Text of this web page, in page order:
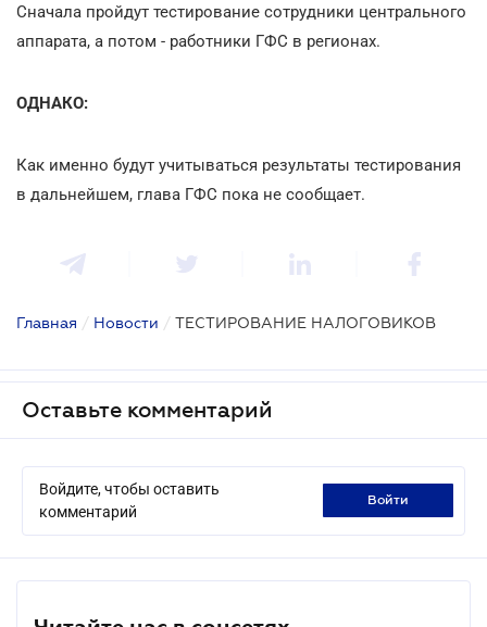
Сначала пройдут тестирование сотрудники центрального
аппарата, а потом - работники ГФС в регионах.
ОДНАКО:
Как именно будут учитываться результаты тестирования
в дальнейшем, глава ГФС пока не сообщает.
Главная / Новости / ТЕСТИРОВАНИЕ НАЛОГОВИКОВ
Оставьте комментарий
Войдите, чтобы оставить
комментарий
войти